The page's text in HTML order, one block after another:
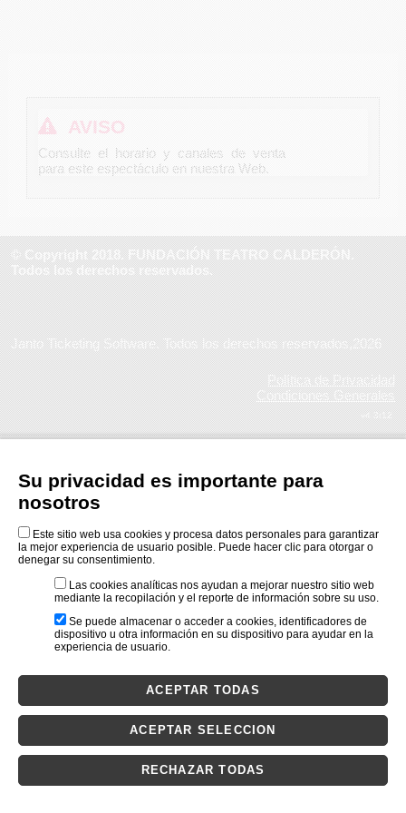
AVISO
Consulte el horario y canales de venta
para este espectáculo en nuestra Web.
© Copyright 2018. FUNDACIÓN TEATRO CALDERÓN.
Todos los derechos reservados.
Janto Ticketing Software. Todos los derechos reservados,2026
Política de Privacidad
Condiciones Generales
v4.3r12
Su privacidad es importante para
nosotros
Este sitio web usa cookies y procesa datos personales para garantizar
la mejor experiencia de usuario posible. Puede hacer clic para otorgar o
denegar su consentimiento.
Las cookies analíticas nos ayudan a mejorar nuestro sitio web
mediante la recopilación y el reporte de información sobre su uso.
Se puede almacenar o acceder a cookies, identificadores de
dispositivo u otra información en su dispositivo para ayudar en la
experiencia de usuario.
ACEPTAR TODAS
ACEPTAR SELECCION
RECHAZAR TODAS